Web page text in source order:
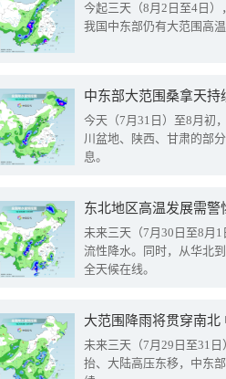
今起三天（8月2日至4日
我国中东部仍有大范围高
中东部大范围桑拿天
今天（7月31日）至8月初
川盆地、陕西、甘肃的部
息。
东北地区高温发展需
未来三天（7月30日至8月
流性降水。同时，从华北
全天候在线。
大范围降雨将贯穿南
未来三天（7月29日至31
抬、大陆高压东移，中东